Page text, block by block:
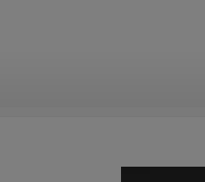
40mm